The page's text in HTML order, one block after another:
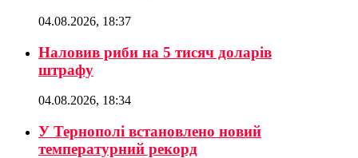
04.08.2026, 18:37
Наловив риби на 5 тисяч доларів
штрафу
04.08.2026, 18:34
У Тернополі встановлено новий
температурний рекорд